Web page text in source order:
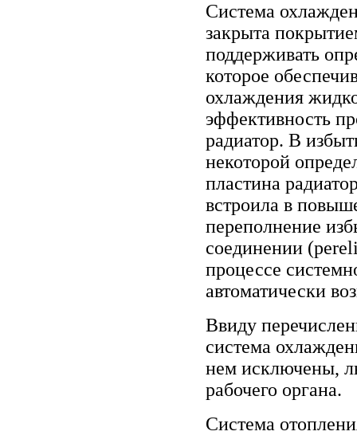
Система
закрыта
поддерживать
которое
охлаждения
эффективность
радиатор. В
некоторой
пластина
встроила в
переполнение
соединении
процессе
автоматически
Ввиду
система
нем исключены,
рабочего органа.
Система